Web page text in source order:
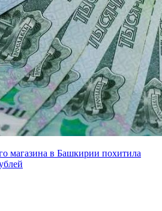
магазина в Башкирии похитила